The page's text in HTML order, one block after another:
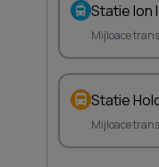
Statie Ion
Mijloace
Statie
Mijloace